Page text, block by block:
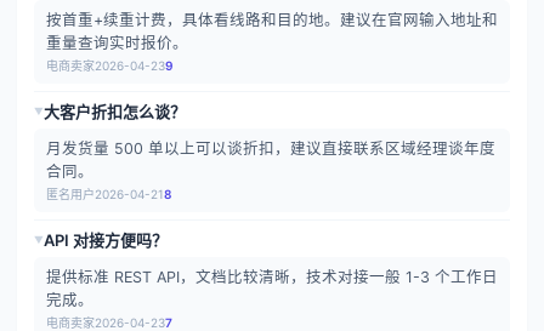
按首重+续重计费，具体看线路和目的地。建议在官网输入地址和
重量查询实时报价。
电商卖家2026-04-239
▶大客户折扣怎么谈？
月发货量 500 单以上可以谈折扣，建议直接联系区域经理谈年度
合同。
匿名用户2026-04-218
▶API 对接方便吗？
提供标准 REST API，文档比较清晰，技术对接一般 1-3 个工作日
完成。
电商卖家2026-04-237